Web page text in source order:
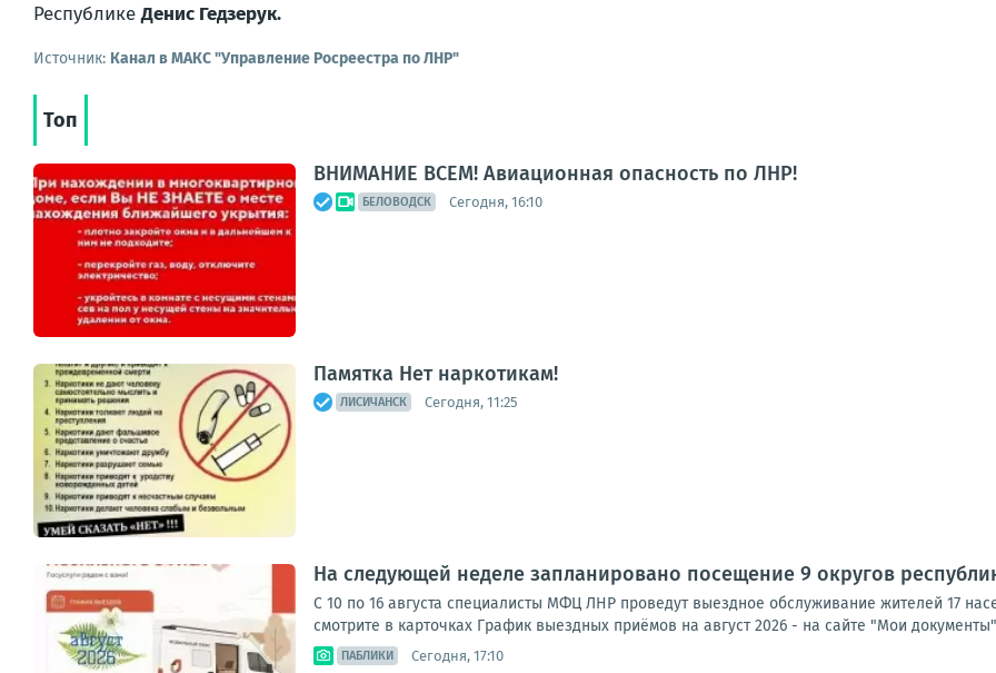
РеспубликеДенис Гедзерук.
Источник: Канал в МАКС "Управление Росреестра по ЛНР"
Топ
ВНИМАНИЕ ВСЕМ! Авиационная опасность по ЛНР!
БЕЛОВОДСК Сегодня, 16:10
Памятка Нет наркотикам!
ЛИСИЧАНСК Сегодня, 11:25
На следующей неделе запланировано посещение 9 округов
С 10 по 16 августа специалисты МФЦ ЛНР проведут выездное обслуживание жителей 17
смотрите в карточках График выездных приёмов на август 2026 - на сайте "Мои
ПАБЛИКИ Сегодня, 17:10